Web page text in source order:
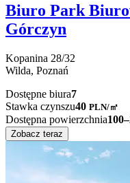
Biuro Park
Górczyn
Kopanina 28/32
Wilda, Poznań
Dostępne biura7
Stawka czynszu40 PLN/㎡
Dostępna powierzchnia
Zobacz teraz